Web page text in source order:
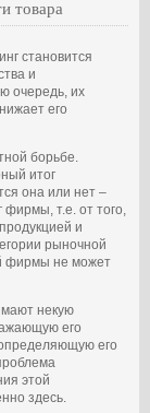
товара
становится
и
очередь, их
его
борьбе.
итог
она или нет –
фирмы, т.е. от того,
и
рыночной
фирмы не может
некую
его
его
этой
здесь.